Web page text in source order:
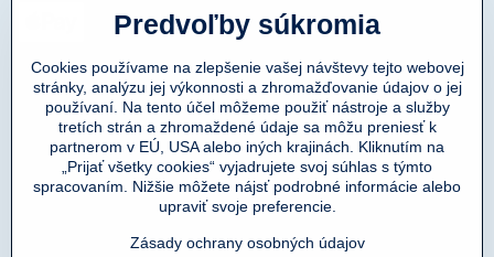
Copyright © 2011-2025
DENIMAR TAILORING s.r.o.
prevádzkovateľ eshopu SmartMen.sk
Predvoľby súkromia
Cookies používame na zlepšenie vašej návštevy tejto webovej
stránky, analýzu jej výkonnosti a zhromažďovanie údajov o jej
používaní. Na tento účel môžeme použiť nástroje a služby
tretích strán a zhromaždené údaje sa môžu preniesť k
partnerom v EÚ, USA alebo iných krajinách. Kliknutím na
„Prijať všetky cookies“ vyjadrujete svoj súhlas s týmto
spracovaním. Nižšie môžete nájsť podrobné informácie alebo
upraviť svoje preferencie.
Zásady ochrany osobných údajov